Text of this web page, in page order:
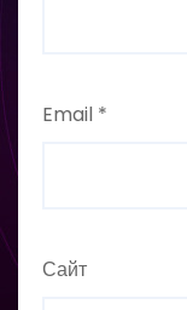
Email *
Сайт